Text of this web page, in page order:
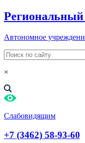
Региональный
Автономное
×
Слабовидящим
+7 (3462) 58-93-60